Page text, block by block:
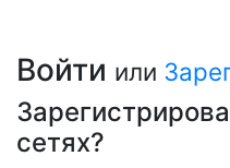
Войти или
сетях?